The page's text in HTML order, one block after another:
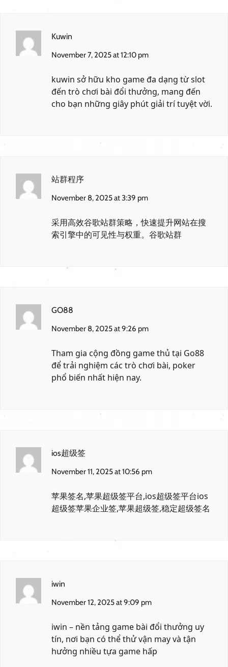
Kuwin
November 7, 2025 at 12:10 pm
kuwin sở hữu kho game đa dạng từ slot
đến trò chơi bài đổi thưởng, mang đến
cho bạn những giây phút giải trí tuyệt vời.
站群程序
November 8, 2025 at 3:39 pm
采用高效谷歌站群策略，快速提升网站在搜
索引擎中的可见性与权重。 谷歌站群
GO88
November 8, 2025 at 9:26 pm
Tham gia cộng đồng game thủ tại Go88
để trải nghiệm các trò chơi bài, poker
phổ biến nhất hiện nay.
ios超级签
November 11, 2025 at 10:56 pm
苹果签名,苹果超级签平台,ios超级签平台ios
超级签苹果企业签,苹果超级签,稳定超级签名
iwin
November 12, 2025 at 9:09 pm
iwin – nền tảng game bài đổi thưởng uy
tín, nơi bạn có thể thử vận may và tận
hưởng nhiều tựa game hấp